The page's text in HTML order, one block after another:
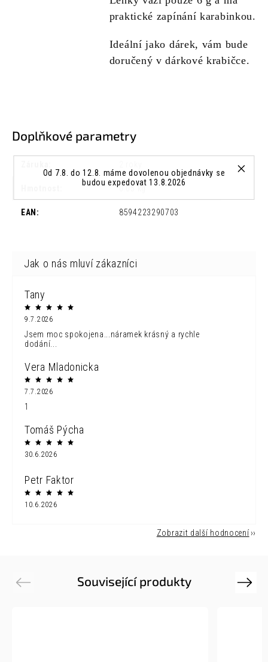
Od 7.8. do 12.8. máme dovolenou objednávky se
budou expedovat 13.8.2026
praktické zapínání karabinkou.
Ideální jako dárek, vám bude
doručený v dárkové krabičce.
Doplňkové parametry
0.05 kg
EAN : 8594223290703
Tany
9.7.2026
Jsem moc spokojena...náramek krásný a rychle
dodání...
Vera Mladonicka
7.7.2026
1
Tomáš Pýcha
30.6.2026
Petr Faktor
10.6.2026
Zobrazit další hodnocení
Související produkty
Previous Next